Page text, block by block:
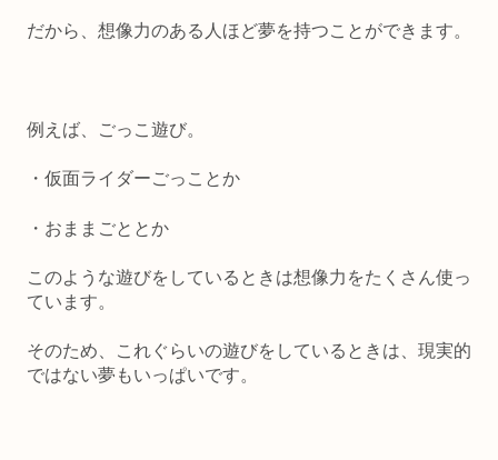
だから、 想像力のある人ほど夢を持つことができます。
例えば、ごっこ遊び。
・仮面ライダーごっことか
・おままごととか
このような遊びをしているときは想像力をたくさん使っ
ています。
そのため、これぐらいの遊びをしているときは、現実的
ではない夢もいっぱいです。